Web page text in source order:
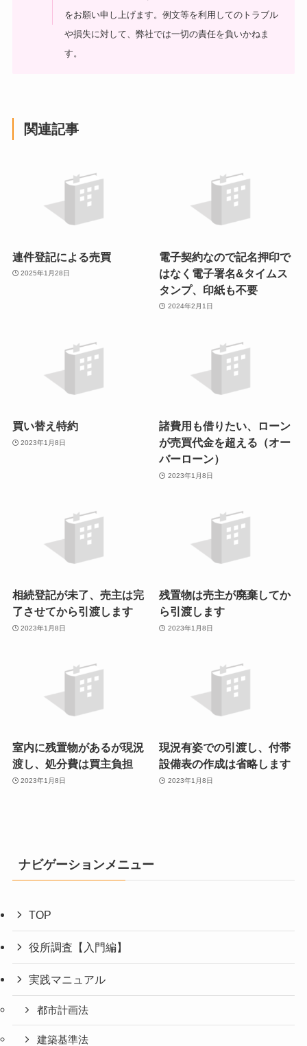
をお願い申し上げます。例文等を利用してのトラブル
や損失に対して、弊社では一切の責任を負いかねま
す。
関連記事
連件登記による売買
2025年1月28日
電子契約なので記名押印で
はなく電子署名&タイムス
タンプ、印紙も不要
2024年2月1日
買い替え特約
2023年1月8日
諸費用も借りたい、ローン
が売買代金を超える（オー
バーローン）
2023年1月8日
相続登記が未了、売主は完
了させてから引渡します
2023年1月8日
残置物は売主が廃棄してか
ら引渡します
2023年1月8日
室内に残置物があるが現況
渡し、処分費は買主負担
2023年1月8日
現況有姿での引渡し、付帯
設備表の作成は省略します
2023年1月8日
ナビゲーションメニュー
TOP
役所調査【入門編】
実践マニュアル
都市計画法
建築基準法